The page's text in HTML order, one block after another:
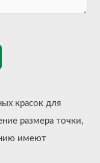
красок для
размера точки,
имеют